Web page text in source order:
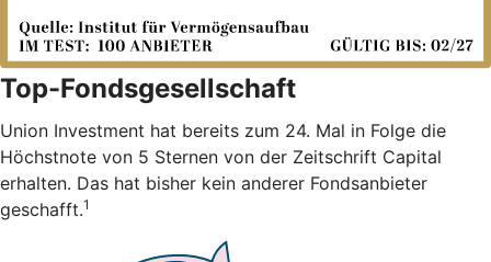
Top-Fondsgesellschaft
Union Investment hat bereits zum 24. Mal in Folge die
Höchstnote von 5 Sternen von der Zeitschrift Capital
erhalten. Das hat bisher kein anderer Fondsanbieter
geschafft.1